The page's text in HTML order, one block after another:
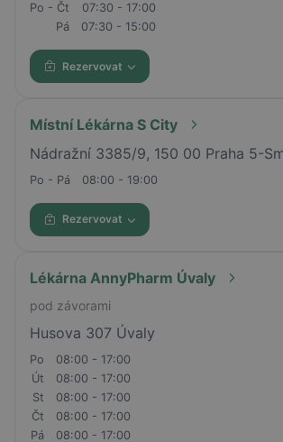
Po - Čt
07:30 - 17:00
Pá
07:30 - 15:00
Rezervovat
Místní Lékárna S City
Nádražní 3385/9, 150 00 Praha 5-
Po - Pá 08:00 - 19:00
Rezervovat
Lékárna AnnyPharm Úvaly
pod závorami
Husova 307 Úvaly
Po
08:00 - 17:00
Út
08:00 - 17:00
St
08:00 - 17:00
Čt
08:00 - 17:00
Pá
08:00 - 17:00